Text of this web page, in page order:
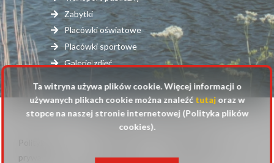
Zabytki
Placówki oświatowe
Placówki sportowe
Galerie zdjęć
© 2025 Urząd Gminy Raszyn
Stopka
Polityka
prywatności
strony
cookies
Ta witryna używa plików cookie. Więcej informacji o
używanych plikach cookie można znaleźć tutajoraz w
stopce na naszej stronie internetowej (Polityka plików
cookies).